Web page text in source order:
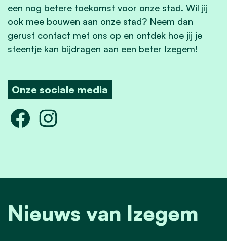
een nog betere toekomst voor onze stad. Wil jij
ook mee bouwen aan onze stad? Neem dan
gerust contact met ons op en ontdek hoe jij je
steentje kan bijdragen aan een beter Izegem!
Onze sociale media
Nieuws van Izegem